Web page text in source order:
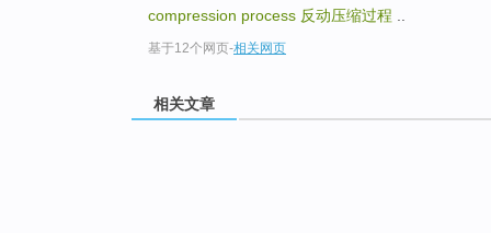
compression process 反动压缩过程
基于12个网页-相关网页
相关文章